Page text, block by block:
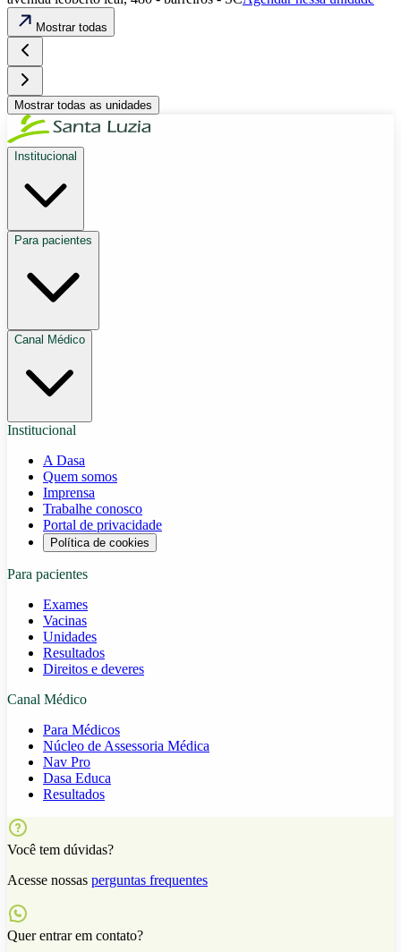
Mostrar todas
Mostrar todas as unidades
Institucional
Para pacientes
Canal Médico
Institucional
A Dasa
Quem somos
Imprensa
Trabalhe conosco
Portal de privacidade
Política de cookies
Para pacientes
Exames
Vacinas
Unidades
Resultados
Direitos e deveres
Canal Médico
Para Médicos
Núcleo de Assessoria Médica
Nav Pro
Dasa Educa
Resultados
Você tem dúvidas?
Acesse nossas perguntas frequentes
Quer entrar em contato?